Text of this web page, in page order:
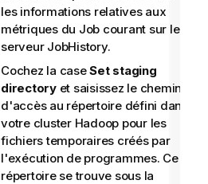
les informations relatives aux
métriques du Job courant sur le
serveur JobHistory.
Cochez la caseSet staging
directoryet saisissez le chemin
d'accès au répertoire défini dans
votre cluster Hadoop pour les
fichiers temporaires créés par
l'exécution de programmes. Ce
répertoire se trouve sous la